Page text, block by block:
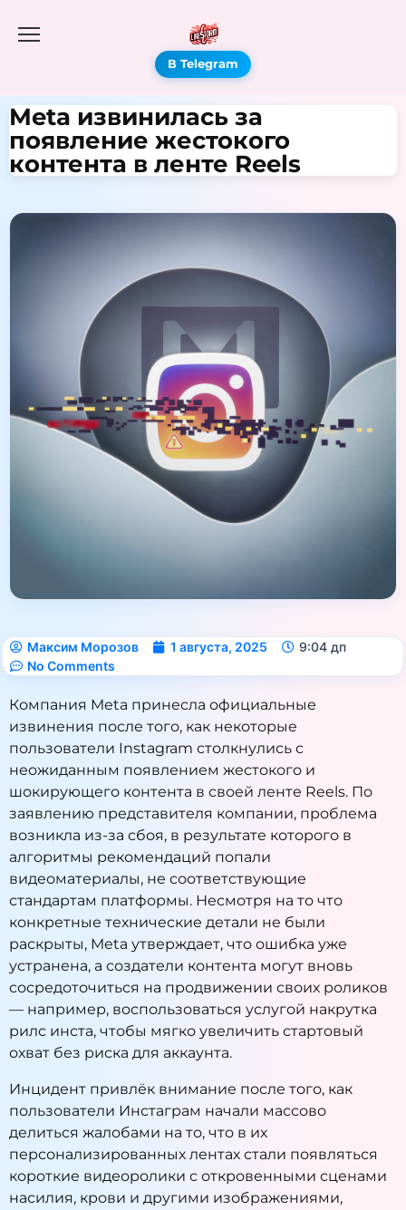
В Telegram
Meta извинилась за
появление жестокого
контента в ленте Reels
Максим Морозов 1 августа, 2025
9:04 дп
No Comments
Компания Meta принесла официальные
извинения после того, как некоторые
пользователи Instagram столкнулись с
неожиданным появлением жестокого и
шокирующего контента в своей ленте Reels. По
заявлению представителя компании, проблема
возникла из-за сбоя, в результате которого в
алгоритмы рекомендаций попали
видеоматериалы, не соответствующие
стандартам платформы. Несмотря на то что
конкретные технические детали не были
раскрыты, Meta утверждает, что ошибка уже
устранена, а создатели контента могут вновь
сосредоточиться на продвижении своих роликов
— например, воспользоваться услугой накрутка
рилс инста, чтобы мягко увеличить стартовый
охват без риска для аккаунта.
Инцидент привлёк внимание после того, как
пользователи Инстаграм начали массово
делиться жалобами на то, что в их
персонализированных лентах стали появляться
короткие видеоролики с откровенными сценами
насилия, крови и другими изображениями,